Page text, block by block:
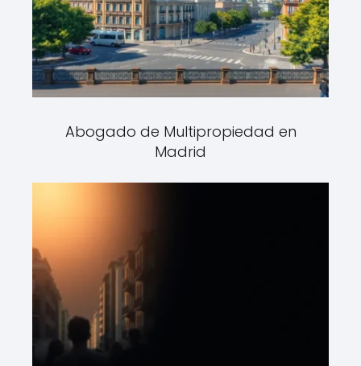
Abogado de Multipropiedad en
Madrid